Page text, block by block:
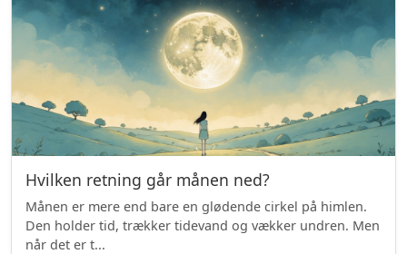
Hvilken retning går månen ned?
Månen er mere end bare en glødende cirkel på himlen.
Den holder tid, trækker tidevand og vækker undren. Men
når det er t...